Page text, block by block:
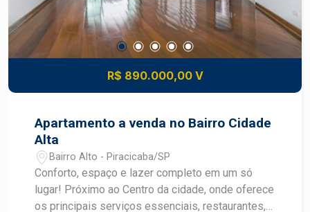
R$ 890.000,00 V
Apartamento a venda no Bairro Cidade
Alta
Bairro Alto - Piracicaba/SP
Conforto, espaço e lazer completo em um só
lugar! Próximo ao Centro da cidade, onde oferece
os principais serviços essenciais, restaurantes,